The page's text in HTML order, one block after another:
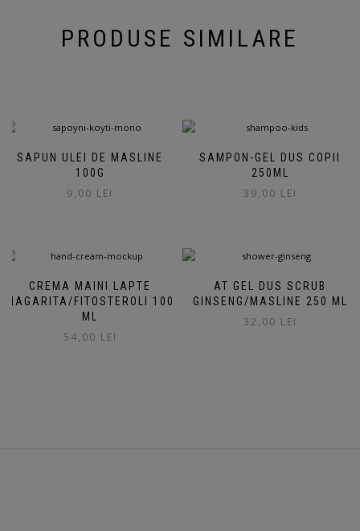
PRODUSE SIMILARE
SAPUN ULEI DE MASLINE
100G
9,00 LEI
SAMPON-GEL DUS COPII
250ML
39,00 LEI
CREMA MAINI LAPTE
MAGARITA/FITOSTEROLI 100
ML
54,00 LEI
AT GEL DUS SCRUB
GINSENG/MASLINE 250 ML
32,00 LEI